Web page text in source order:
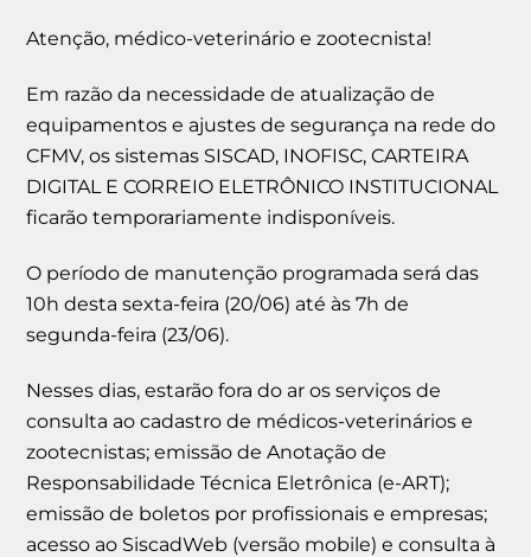
Atenção, médico-veterinário e zootecnista!
Em razão da necessidade de atualização de
equipamentos e ajustes de segurança na rede do
CFMV, os sistemas SISCAD, INOFISC, CARTEIRA
DIGITAL E CORREIO ELETRÔNICO INSTITUCIONAL
ficarão temporariamente indisponíveis.
O período de manutenção programada será das
10h desta sexta-feira (20/06) até às 7h de
segunda-feira (23/06).
Nesses dias, estarão fora do ar os serviços de
consulta ao cadastro de médicos-veterinários e
zootecnistas; emissão de Anotação de
Responsabilidade Técnica Eletrônica (e-ART);
emissão de boletos por profissionais e empresas;
acesso ao SiscadWeb (versão mobile) e consulta à